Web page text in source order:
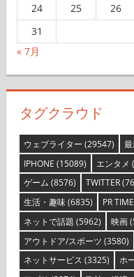
24
25 26
31
« 7月
タグクラウド
ウェブライター (29547)
IPHONE (15089) エンタメ
ゲーム (8576) TWITTER
生活・趣味(6835) PR
ネットで話題 (5962) 映画
アウトドア/スポーツ (3580)
ネットサービス (3325) ホ